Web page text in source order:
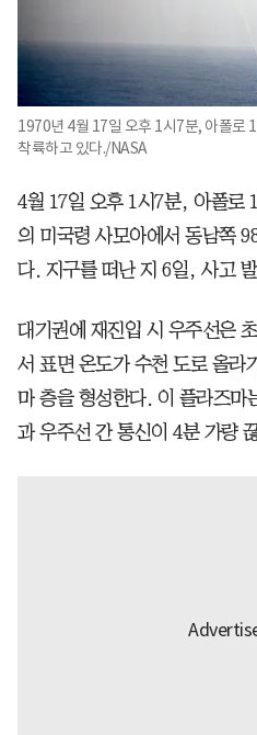
1970년 4월 17일 오후 1시7분, 아폴로
착륙하고 있다./NASA
4월 17일 오후 1시7분, 아폴로
의 미국령 사모아에서 동남쪽
다. 지구를 떠난 지 6일, 사고
대기권에 재진입 시 우주선은
서 표면 온도가 수천 도로 올라
마 층을 형성한다. 이 플라즈마
과 우주선 간 통신이 4분 가량